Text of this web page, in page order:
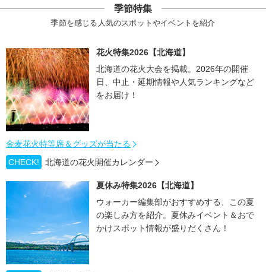
季節特集
季節を感じる人気のスポットやイベントを紹介
花火特集2026【北海道】
北海道の花火大会を掲載。2026年の開催
日、中止・延期情報や人気ランキングなど
をお届け！
金麦花火特等席＆グッズが当たる
CHECK!
北海道の花火開催カレンダー
夏休み特集2026【北海道】
ウォーカー編集部がおすすめする、この夏
の楽しみ方を紹介。夏休みイベント＆おで
かけスポット情報が盛りだくさん！